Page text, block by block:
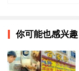
你可能也感兴趣